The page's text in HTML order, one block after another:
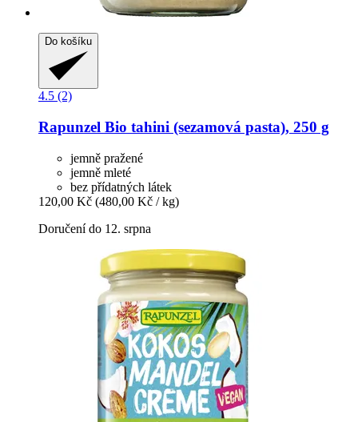
Do košíku
4.5 (2)
Rapunzel Bio tahini (sezamová pasta), 250 g
jemně pražené
jemně mleté
bez přídatných látek
120,00 Kč (480,00 Kč / kg)
Doručení do 12. srpna